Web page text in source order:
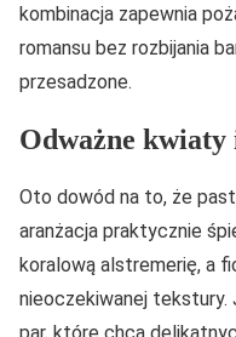
kombinacja zapewnia
romansu bez rozbijania
przesadzone.
Odważne kwiaty
Oto dowód na to, że
aranżacja praktycznie
koralową alstremerię, a
nieoczekiwanej